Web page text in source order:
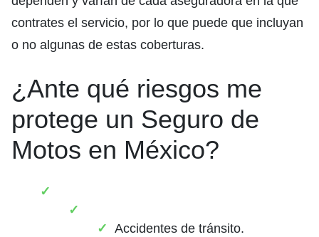
contrates el servicio, por lo que puede que incluyan
o no algunas de estas coberturas.
¿Ante qué riesgos me
protege un Seguro de
Motos en México?
Accidentes de tránsito.